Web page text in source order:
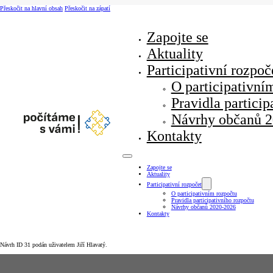
Přeskočit na hlavní obsah Přeskočit na zápatí
Zapojte se
Aktuality
Participativní
O
Pravidla
Návrhy občanů
Kontakty
Zapojte se
Aktuality
Participativní rozpočet
O participativním rozpočtu
Pravidla participativního rozpočtu
Návrhy občanů 2020-2026
Kontakty
Návrh ID 31 podán uživatelem Jiří Hlavatý.